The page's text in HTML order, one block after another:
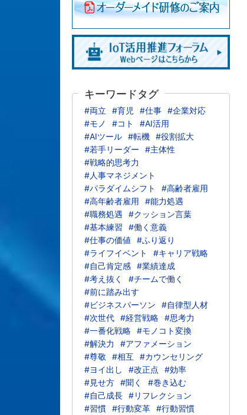
キーワードタグ
#両立 #育児 #仕事 #企業対応
#モノ
#コト
#AI活用
#AIツール #転機 #役割拡大
#若手リーダー
#主体性
#戦略的思考力
#人事マネジメント
#パラダイムシフト
#高齢者雇用
#高年齢者雇用
#能力処遇
#職務処遇
#クッション言葉
#基本練習
#働く意義
#仕事の価値
#ふり返り
#ライフイベント
#キャリア戦略
#自己肯定感 #業績達成
#考え抜く
#チームで働く
#前に踏み出す
#ビジネスパーソン
#自律型人材
#次世代 #経営戦略 #思考力
#一番化戦略 #モノコト変換
#解決力
#アファメーション
#尊敬
#相互
#カウンセリング
#ヨイ出し
#改正点
#効率
#見せ方 #聞く
#巻き込む
#自己成長 #リフレクション
#習慣 #行動変革 #行動習慣